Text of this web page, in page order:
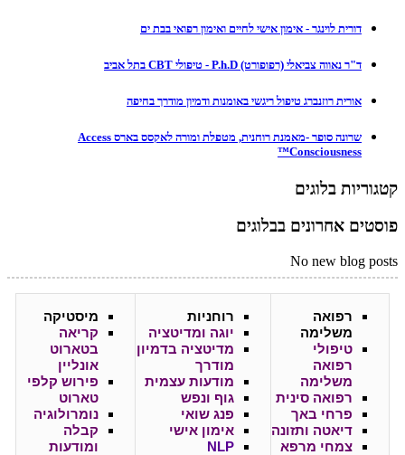
דורית לוינגר - אימון אישי לחיים ואימון רפואי בבת ים
ד"ר נאווה צביאלי (רפופורט) P.h.D - טיפולי CBT בתל אביב
אורית רוזנברג טיפול ריגשי באומנות ודמיון מודרך בחיפה
שרונה סופר -מאמנת רוחנית, מטפלת ומורה לאקסס בארס Access
Consciousness™
קטגוריות בלוגים
פוסטים אחרונים בבלוגים
No new blog posts
רפואה
משלימה
טיפולי
רפואה
משלימה
רפואה סינית
פרחי באך
דיאטה ותזונה
צמחי מרפא
רוחניות
יוגה ומדיטציה
מדיטציה בדמיון
מודרך
מודעות עצמית
גוף ונפש
פנג שואי
אימון אישי
NLP
מיסטיקה
קריאה
בטארוט
אונליין
פירוש קלפי
טארוט
נומרולוגיה
קבלה
ומודעות